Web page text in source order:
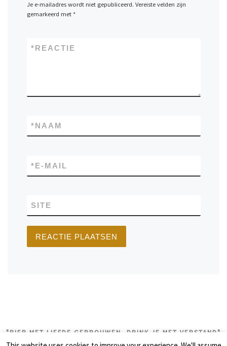
Je e-mailadres wordt niet gepubliceerd. Vereiste velden zijn
gemarkeerd met *
REACTIE
*
NAAM
*
E-MAIL
*
SITE
"BIER MET LIEFDE GEBROUWEN, DRINK JE MET VERSTAND"